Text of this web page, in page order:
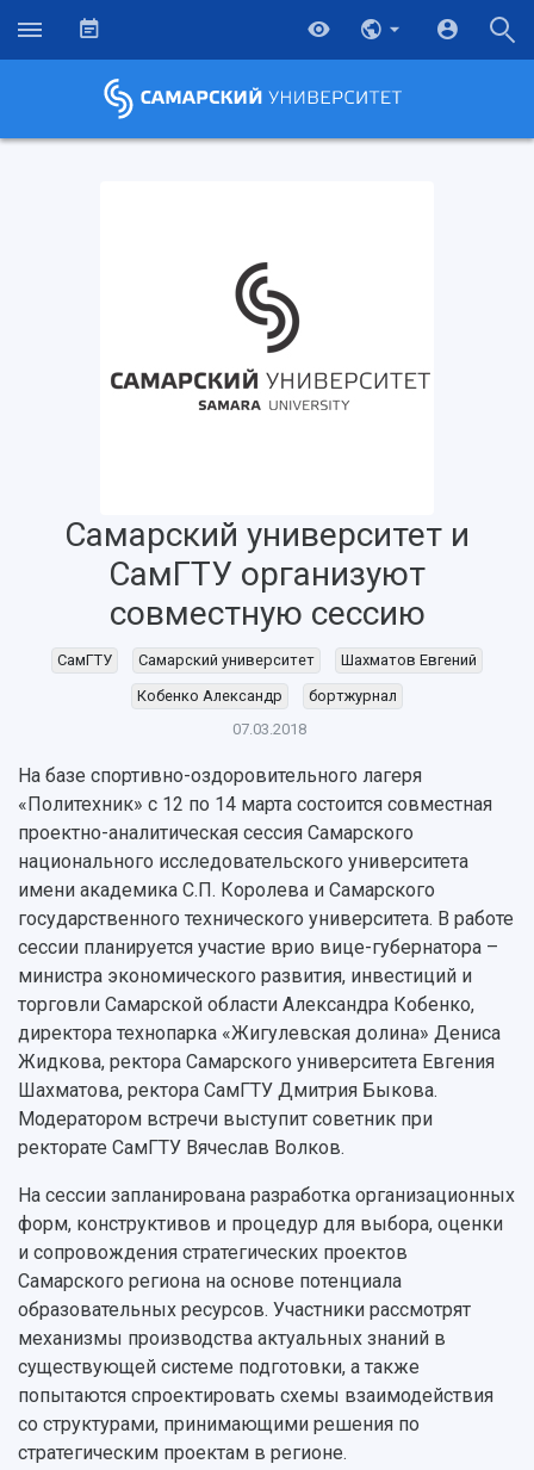
НАЗАД
Об университете
История
Ключевые факты
Наблюдательный совет
Попечительский совет
Кадровый резерв
Персоналии
Сотрудники и преподаватели
Заслуженные деятели
Структура университета
Институты и факультеты
Кафедры
Научные подразделения
Общественные организации
Институт искусственного интеллекта
Инжиниринговый центр
Аграрный карбоновый полигон
Архив
Фирменный стиль
Устойчивое развитие
Главные новости
Бортжурнал
Объявления
Пресс-центр
Газета "Полет"
Газета "Самарский университет"
Мы в соцсетях
Мультимедиа
Подкасты
Просветительский проект "Одержимы
Образование
Почему я выбираю Самарский университет?
Абитуриенту
Бакалавриат и специалитет
Формы обучения
Учебные планы
Дополнительное образование
Институты и факультеты
Образовательные программы
Профессорско-преподавательский состав
Расписание занятий
Стипендии
Тестирование иностранных граждан на
знание русского языка, истории России и
основ законодательства РФ
Платные образовательные услуги
Скидки на обучение
Подготовительные курсы
Библиотека
Видеолекции
Противодействие COVID-19
Научно-исследовательская деятельность
Основные научные направления
Научные школы и ведущие научные коллективы
Диссертационные советы
Конкурс на замещение должностей научных
работников
Научно-технический совет
Научные проекты и темы
Аспирантура и докторантура
Справочные материалы
Научная инфраструктура
Научно-исследовательские подразделения
Структурная схема управления научно-
исследовательской деятельностью
Материальная база
Подразделения научного обслуживания
Результаты научно-исследовательской
деятельности
Научно-технические разработки
Конкурсы научных проектов и грантов
Областной конкурс "Молодой учёный"
Отчеты о научно-исследовательской
деятельности
Журналы Самарского университета
Научные конференции
Самарский университет и
СамГТУ организуют
совместную сессию
СамГТУ Самарский университет
Шахматов Евгений
Кобенко Александр
бортжурнал
07.03.2018
На базе спортивно-оздоровительного лагеря
«Политехник» с 12 по 14 марта состоится совместная
проектно-аналитическая сессия Самарского
национального исследовательского университета
имени академика С.П. Королева и Самарского
государственного технического университета. В работе
сессии планируется участие врио вице-губернатора –
министра экономического развития, инвестиций и
торговли Самарской области Александра Кобенко,
директора технопарка «Жигулевская долина» Дениса
Жидкова, ректора Самарского университета Евгения
Шахматова, ректора СамГТУ Дмитрия Быкова.
Модератором встречи выступит советник при
ректорате СамГТУ Вячеслав Волков.
На сессии запланирована разработка организационных
форм, конструктивов и процедур для выбора, оценки
и сопровождения стратегических проектов
Самарского региона на основе потенциала
образовательных ресурсов. Участники рассмотрят
механизмы производства актуальных знаний в
существующей системе подготовки, а также
попытаются спроектировать схемы взаимодействия
со структурами, принимающими решения по
стратегическим проектам в регионе.